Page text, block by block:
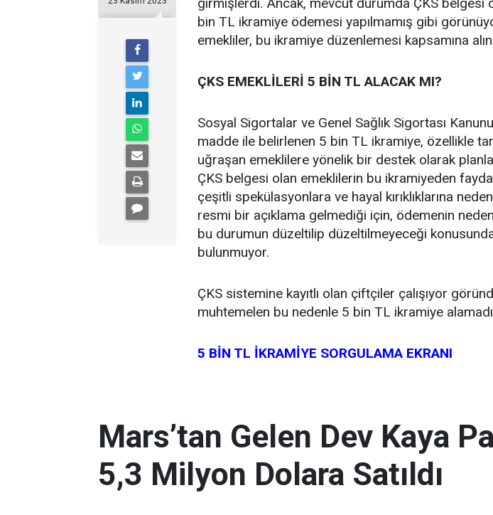
bin TL ikramiye ödemesi yapılmamış gibi
emekliler, bu ikramiye düzenlemesi kapsamına
ÇKS EMEKLİLERİ 5 BİN TL ALACAK MI?
Sosyal Sigortalar ve Genel Sağlık Sigortası
madde ile belirlenen 5 bin TL ikramiye, özellikle
uğraşan emeklilere yönelik bir destek olarak
ÇKS belgesi olan emeklilerin bu ikramiyeden
çeşitli spekülasyonlara ve hayal kırıklıklarına
resmi bir açıklama gelmediği için, ödemenin neden
bu durumun düzeltilip düzeltilmeyeceği
bulunmuyor.
ÇKS sistemine kayıtlı olan çiftçiler çalışıyor
muhtemelen bu nedenle 5 bin TL ikramiye
5 BİN TL İKRAMİYE SORGULAMA EKRANI
Mars’tan Gelen Dev Kaya
5,3 Milyon Dolara Satıldı